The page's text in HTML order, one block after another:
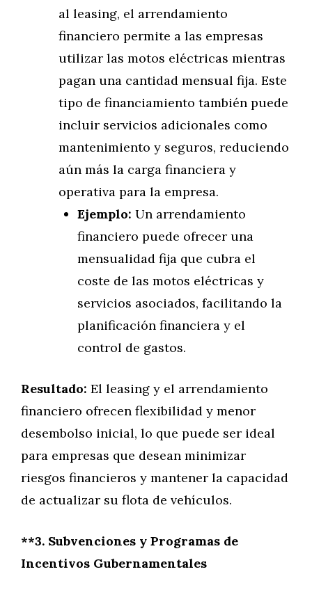
al leasing, el arrendamiento
financiero permite a las empresas
utilizar las motos eléctricas mientras
pagan una cantidad mensual fija. Este
tipo de financiamiento también puede
incluir servicios adicionales como
mantenimiento y seguros, reduciendo
aún más la carga financiera y
operativa para la empresa.
Ejemplo: Un arrendamiento
financiero puede ofrecer una
mensualidad fija que cubra el
coste de las motos eléctricas y
servicios asociados, facilitando la
planificación financiera y el
control de gastos.
Resultado: El leasing y el arrendamiento
financiero ofrecen flexibilidad y menor
desembolso inicial, lo que puede ser ideal
para empresas que desean minimizar
riesgos financieros y mantener la capacidad
de actualizar su flota de vehículos.
**3. Subvenciones y Programas de
Incentivos Gubernamentales